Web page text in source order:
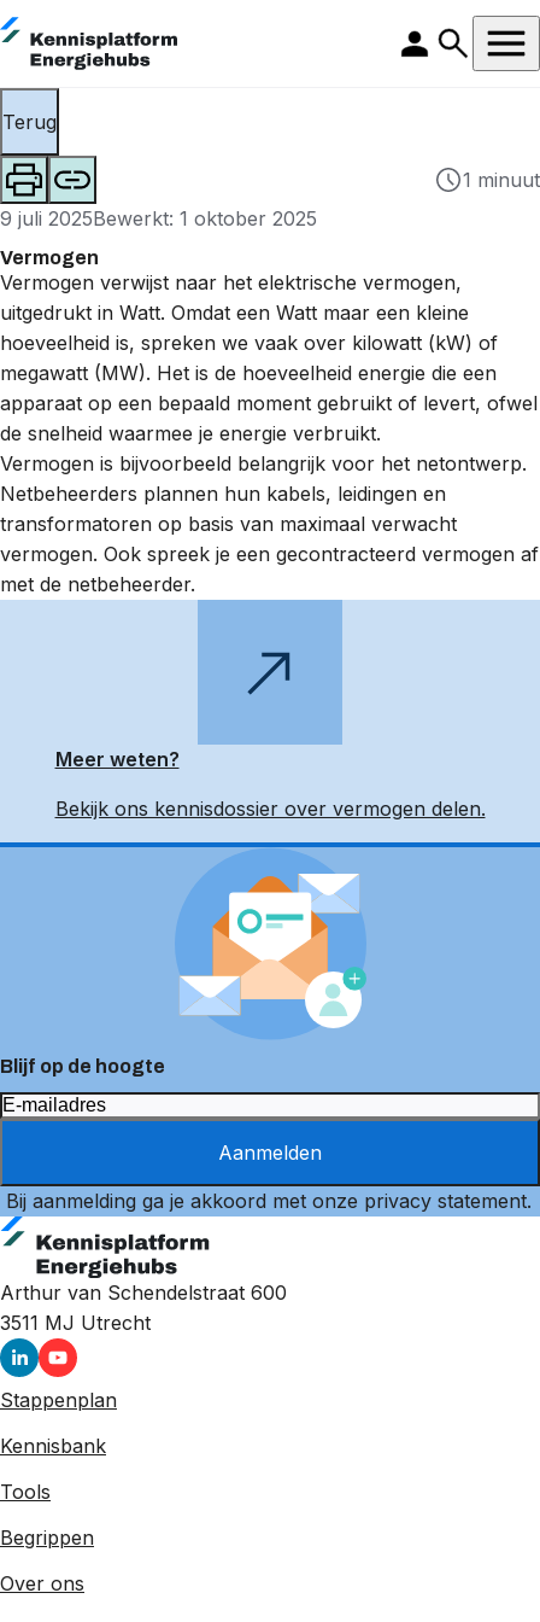
Terug
1 minuut
9 juli 2025Bewerkt: 1 oktober 2025
Vermogen
Vermogen verwijst naar het elektrische vermogen,
uitgedrukt in Watt. Omdat een Watt maar een kleine
hoeveelheid is, spreken we vaak over kilowatt (kW) of
megawatt (MW). Het is de hoeveelheid energie die een
apparaat op een bepaald moment gebruikt of levert, ofwel
de snelheid waarmee je energie verbruikt.
Vermogen is bijvoorbeeld belangrijk voor het netontwerp.
Netbeheerders plannen hun kabels, leidingen en
transformatoren op basis van maximaal verwacht
vermogen. Ook spreek je een gecontracteerd vermogen af
met de netbeheerder.
Meer weten?
Bekijk ons kennisdossier over vermogen delen.
Blijf op de hoogte
Aanmelden
Bij aanmelding ga je akkoord met onze privacy statement.
Arthur van Schendelstraat 600
3511 MJ Utrecht
Stappenplan
Kennisbank
Tools
Begrippen
Over ons